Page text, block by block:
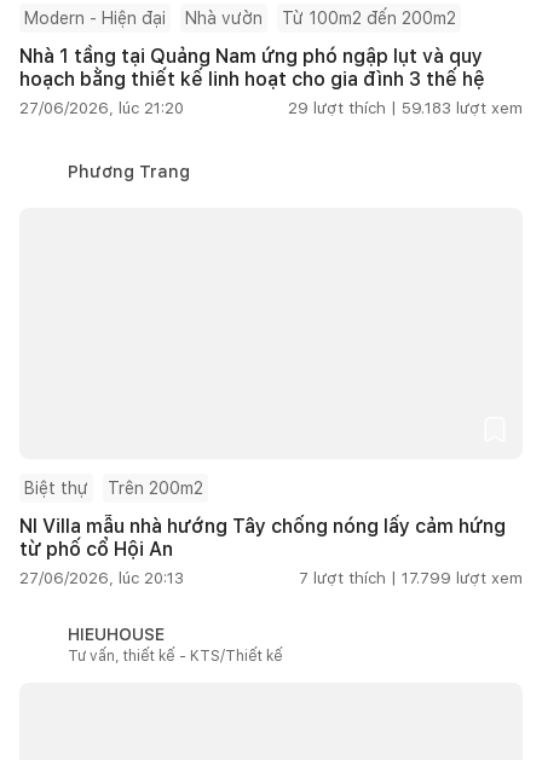
Modern - Hiện đại Nhà vườn Từ 100m2 đến 200m2
Nhà 1 tầng tại Quảng Nam ứng phó ngập lụt và quy
hoạch bằng thiết kế linh hoạt cho gia đình 3 thế hệ
27/06/2026, lúc 21:20 29 lượt thích | 59.183 lượt xem
Phương Trang
Biệt thự Trên 200m2
NI Villa mẫu nhà hướng Tây chống nóng lấy cảm hứng
từ phố cổ Hội An
27/06/2026, lúc 20:13 7 lượt thích | 17.799 lượt xem
HIEUHOUSE
Tư vấn, thiết kế - KTS/Thiết kế